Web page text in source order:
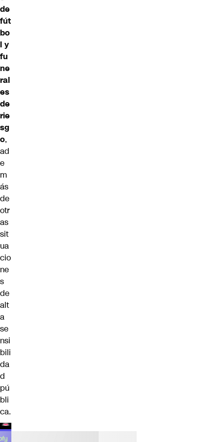
de
fút
bo
l y
fu
ne
ral
es
de
rie
sg
o,
ad
e
m
ás
de
otr
as
sit
ua
cio
ne
s
de
alt
a
se
nsi
bili
da
d
pú
bli
ca.